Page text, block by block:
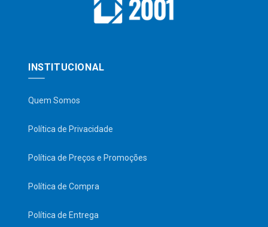
INSTITUCIONAL
Quem Somos
Política de Privacidade
Política de Preços e Promoções
Política de Compra
Política de Entrega